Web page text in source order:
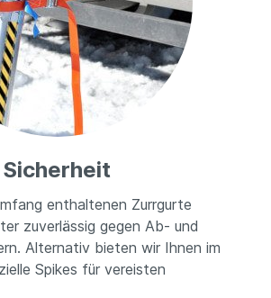
Sicherheit
enthaltenen Zurrgurte
zuverlässig gegen Ab- und
Alternativ bieten wir Ihnen im
Spikes für vereisten